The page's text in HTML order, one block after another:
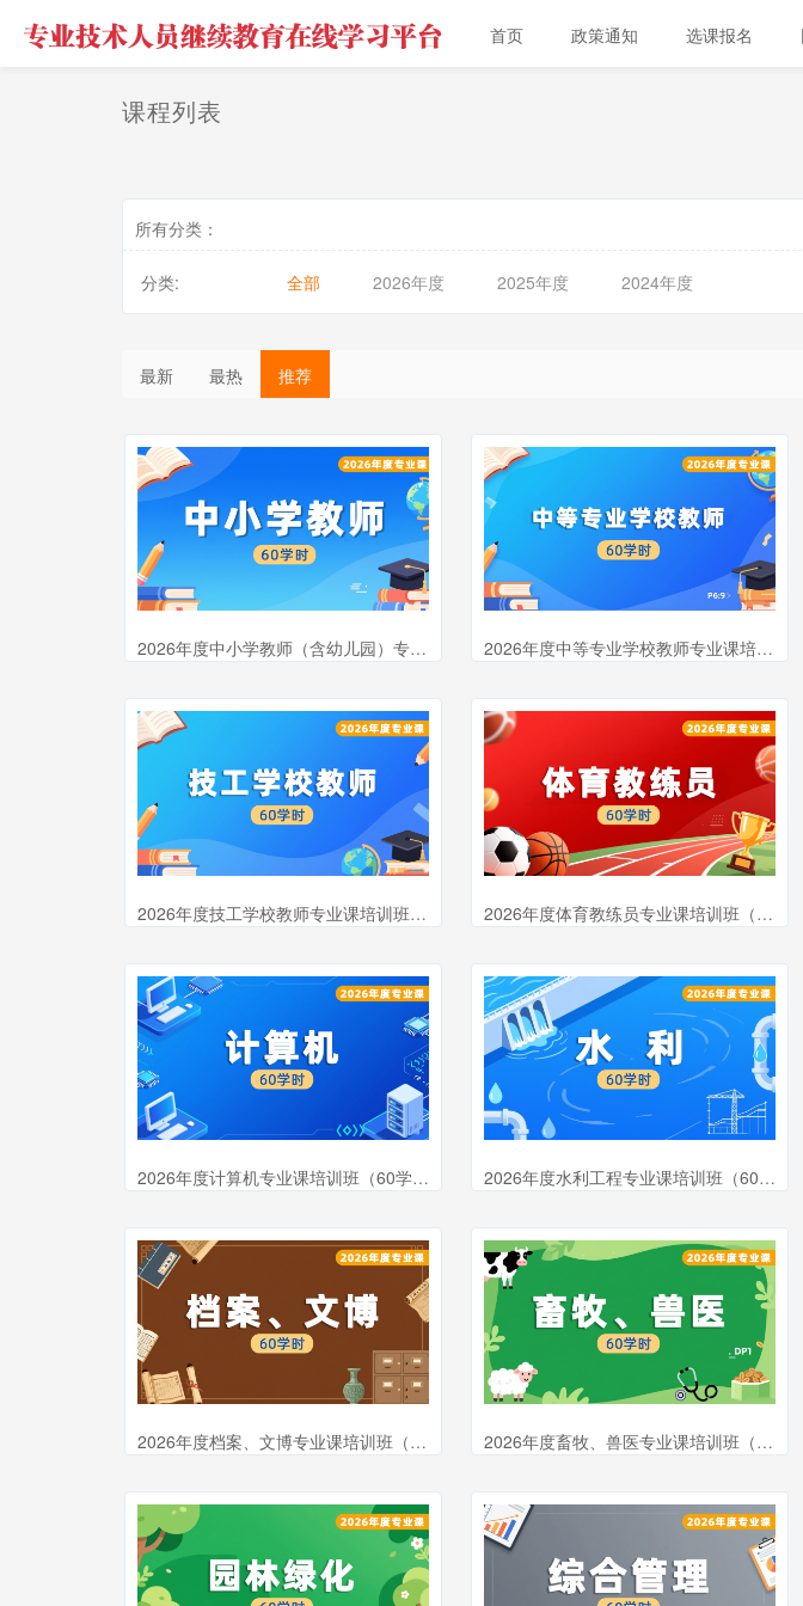
首页 政策通知 选课报名
课程列表
所有分类：
分类: 全部 2026年度 2025年度 2024年度
最新 最热 推荐
2026年度中小学教师（含幼儿园）专业课培训班（60学时） 2026年度中等专业学校教师专业课培训班（60学时）
2026年度技工学校教师专业课培训班（60学时） 2026年度体育教练员专业课培训班（60学时）
2026年度计算机专业课培训班（60学时） 2026年度水利工程专业课培训班（60学时）
2026年度档案、文博专业课培训班（60学时） 2026年度畜牧、兽医专业课培训班（60学时）